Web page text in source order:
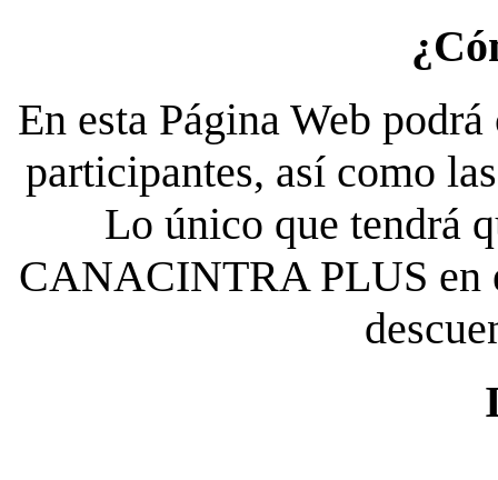
En esta Página Web
participantes, así como
Lo único que tendrá
CANACINTRA PLUS en